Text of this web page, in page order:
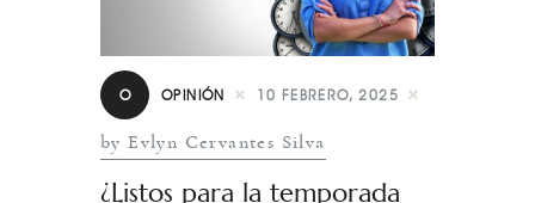
Especial
O OPINIÓN 10 FEBRERO, 2025
by Evlyn Cervantes Silva
¿Listos para la temporada